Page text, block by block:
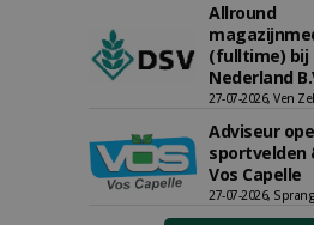
Allround
(fulltime) bij
Nederland
27-07-2026, Ven
Adviseur
sportvelden
Vos Capelle
27-07-2026,